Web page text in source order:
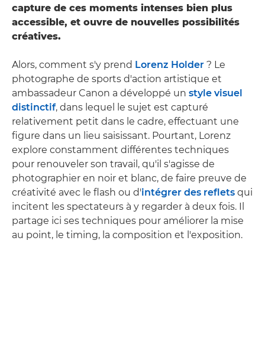
capture de ces moments intenses bien plus
accessible, et ouvre de nouvelles possibilités
créatives.
Alors, comment s'y prend Lorenz Holder ? Le
photographe de sports d'action artistique et
ambassadeur Canon a développé un style visuel
distinctif, dans lequel le sujet est capturé
relativement petit dans le cadre, effectuant une
figure dans un lieu saisissant. Pourtant, Lorenz
explore constamment différentes techniques
pour renouveler son travail, qu'il s'agisse de
photographier en noir et blanc, de faire preuve de
créativité avec le flash ou d'intégrer des reflets qui
incitent les spectateurs à y regarder à deux fois. Il
partage ici ses techniques pour améliorer la mise
au point, le timing, la composition et l'exposition.